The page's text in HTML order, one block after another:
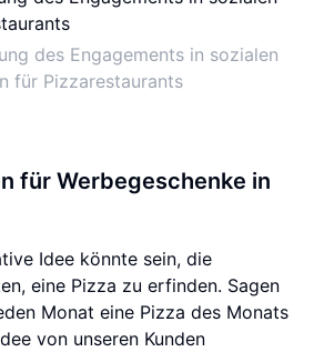
des Engagements in sozialen
für Pizzarestaurants
für Werbegeschenke in
Idee könnte sein, die
eine Pizza zu erfinden. Sagen
Monat eine Pizza des Monats
von unseren Kunden